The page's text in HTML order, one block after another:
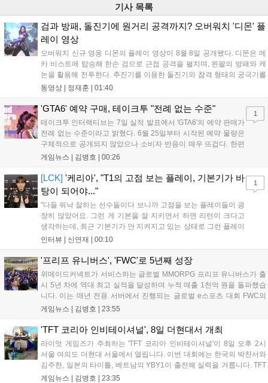
기사 목록
검과 방패, 돌진기에 원거리 공격까지? 오버워치 '디몬' 플
레이 영상
오버워치 신규 영웅 디몬의 플레이 영상이 8월 8일 공개됐다. 디몬은 메
카 비스트에 탑승해 한손 검으로 근접 공격을 펼치며, 왼팔의 방패와 캐
논을 활용해 전투한다. 추진기를 이용한 돌진기와 참격 형태의 궁극기를
보유했고, 메카 파괴 시 맨몸으로 기관총을 사용하는 특징이 있다. 디몬
출시될 예정이다....
동영상 | 정재훈 01:40
'GTA6' 예약 구매, 테이크투 "전례 없는 수준"
테이크투 인터랙티브는 7일 실적 발표에서 'GTA6'의 예약 판매가
전례 없는 수준이라고 밝혔다. 6월 25일부터 시작된 예약 물량은
구체적으로 공개되지 않았으나 소비자 반응이 매우 뜨겁다. 한편
11월 19일 PS5와 Xbox 시리즈 X|S로 정식 출시될 예정이며, 록
상 'Grand Theft Auto VI: An Extended Look'을 최초 공개할 계획
이다....
게임뉴스 | 김병호 00:26
1
[LCK] '케리아', "T1의 고점 보는 플레이, 기본기가 바
탕이 되어야..."
"다들 워낙 잘하는 선수들이다 보니까 고점을 보는 플레이들이 굉
장히 많았어요. 그런 게 기본을 잘 지키면서 하면 리턴이 크다고
생각하는데, 최근 기본기가 안 지켜지고 있는 상태로 그런 플레이
를 추구하다 보니까 팀적으로 안 좋은 사고가 계속 많이 났던 것
LoL 챔피언스 코리아(LCK)'...
인터뷰 | 신연재 00:10
1
'프리프 유니버스', 'FWC'로 5년째 성장
위메이드커넥트가 서비스하는 글로벌 MMORPG 프리프 유니버스가 출
시 5년 차에 역대 최고 실적을 달성하며 누적 매출 1천억 원을 돌파했습
니다. 이는 매년 전용 서버에서 진행되는 글로벌 e스포츠 대회 FWC의
영향이 큽니다. FWC는 이용자가 동일한 조건에서 시즌을 함께 즐기는
대폭 상승하는 성과를 냈습니다. 오는 10월 필리핀 마닐라에서 총상금
11만 달러 규모의 제4회 FWC 그랜드 파이널이 개최될 예정이며, 위메
이드커넥트는 이를 통해 커뮤니티 중심의 장기 성장 모델을 지속할 방침
입니다....
게임뉴스 | 김병호 23:55
'TFT 코리아 인비테이셔널', 8일 더현대서 개최
라이엇 게임즈가 주최하는 'TFT 코리아 인비테이셔널'이 8일 오후 2시
서울 여의도 더현대 서울에서 열립니다. 이번 대회에는 한국의 박찬서와
김주한, 일본의 타이틀, 베트남의 YBY1이 출전해 실력을 겨룹니다. TFT
는 소속팀 없이 개인 자격으로 참가하는 독특한 대회 구조를 가지며, 누
게임뉴스 | 김병호 23:35